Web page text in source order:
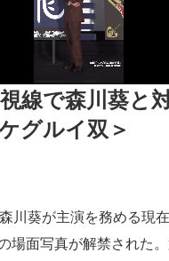
線で森川葵と
グルイ双＞
川葵が主演を務める現
場面写真が解禁された